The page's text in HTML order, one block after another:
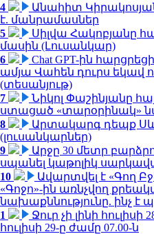
4
Անահիտ
է. մանրամասներ
5
Սիլվա Հակոբյանը
մասին (Լուսանկար)
6
Chat GPT-ին
ամյա Վահեն դուրս եկավ
(տեսանյութ)
7
Նիկոլ Փաշինյանը
ստացած «տարօրինակ»
8
Արտակարգ դեպք
(լուսանկարներ)
9
Արջը 30 մետր
սպանել կաթոլիկ
10
Ավարտվել է «Գող
«Գոջո»-ին առնչվող
նախաքննությունը. ինչ է
1
Ջուր չի լինի հուլիսի
հուլիսի 29-ը ժամը 07.00-ն